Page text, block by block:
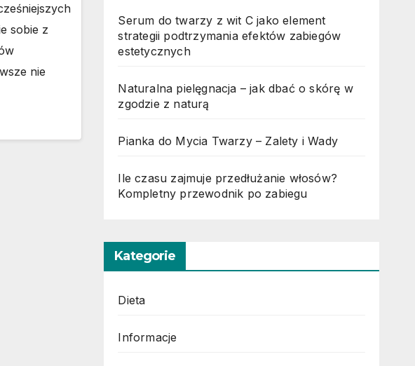
sobie z
nie
Serum do twarzy z wit C jako element
strategii podtrzymania efektów zabiegów
estetycznych
Naturalna pielęgnacja – jak dbać o skórę w
zgodzie z naturą
Pianka do Mycia Twarzy – Zalety i Wady
Ile czasu zajmuje przedłużanie włosów?
Kompletny przewodnik po zabiegu
Kategorie
Dieta
Informacje